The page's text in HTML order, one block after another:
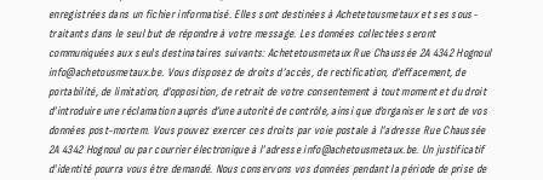
enregistrées dans un fichier informatisé. Elles sont destinées à Achetetousmetaux et ses sous-
traitants dans le seul but de répondre à votre message. Les données collectées seront
communiquées aux seuls destinataires suivants: Achetetousmetaux Rue Chaussée 2A 4342 Hognoul
info@achetousmetaux.be. Vous disposez de droits d’accès, de rectification, d’effacement, de
portabilité, de limitation, d’opposition, de retrait de votre consentement à tout moment et du droit
d’introduire une réclamation auprès d’une autorité de contrôle, ainsi que d’organiser le sort de vos
données post-mortem. Vous pouvez exercer ces droits par voie postale à l'adresse Rue Chaussée
2A 4342 Hognoul ou par courrier électronique à l'adresse info@achetousmetaux.be. Un justificatif
d'identité pourra vous être demandé. Nous conservons vos données pendant la période de prise de